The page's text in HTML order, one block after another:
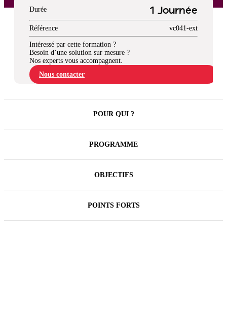
Durée 1 Journée
Référence vc041-ext
Intéressé par cette formation ?
Besoin d’une solution sur mesure ?
Nos experts vous accompagnent.
Nous contacter
POUR QUI ?
PROGRAMME
OBJECTIFS
POINTS FORTS